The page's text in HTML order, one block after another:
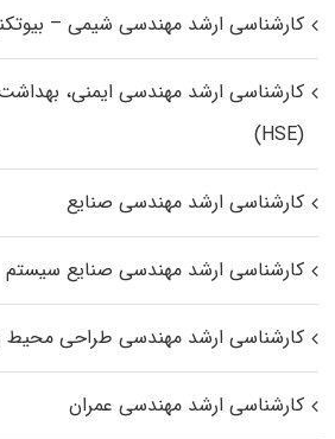
کارشناسی ارشد مهندسی شیمی –
کارشناسی ارشد مهندسی ایمنی،
(HSE)
کارشناسی ارشد مهندسی صنایع
کارشناسی ارشد مهندسی صنایع سیستم
کارشناسی ارشد مهندسی طراحی
کارشناسی ارشد مهندسی عمران